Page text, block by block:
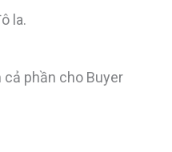
la.
phần cho Buyer